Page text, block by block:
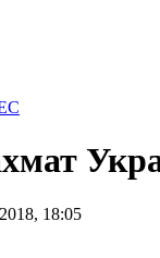
18:05